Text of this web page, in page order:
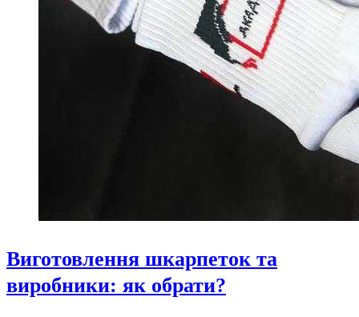
Виготовлення шкарпеток та
виробники: як обрати?